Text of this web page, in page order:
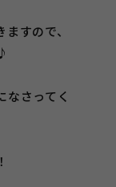
すので、
なさってく